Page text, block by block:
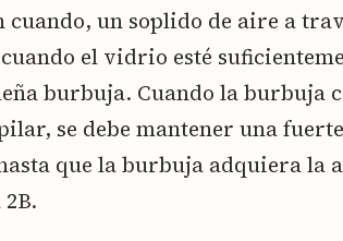
cuando, un soplido de aire a
el vidrio esté
burbuja. Cuando la burbuja
se debe mantener una
que la burbuja adquiera la